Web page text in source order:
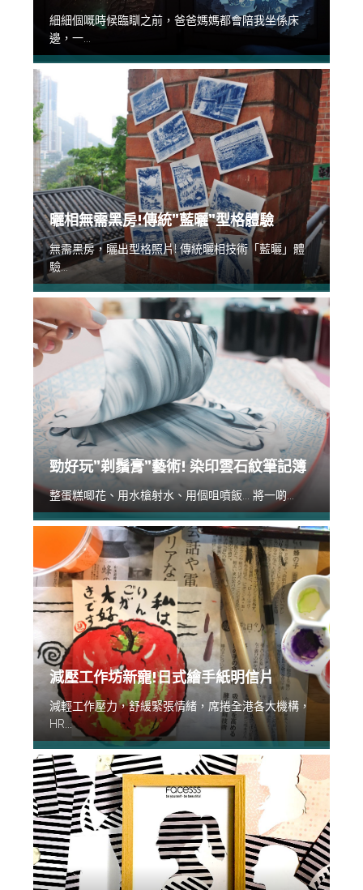
細細個嘅時候臨瞓之前，爸爸媽媽都會陪我坐係床
邊，一...
曬相無需黑房!傳統”藍曬”型格體驗
無需黑房，曬出型格照片! 傳統曬相技術「藍曬」體
驗...
勁好玩”剃鬚膏”藝術! 染印雲石紋筆記簿
整蛋糕唧花、用水槍射水、用個咀噴飯... 將一啲...
減壓工作坊新寵!日式繪手紙明信片
減輕工作壓力，舒緩緊張情緒，席捲全港各大機構，
HR...